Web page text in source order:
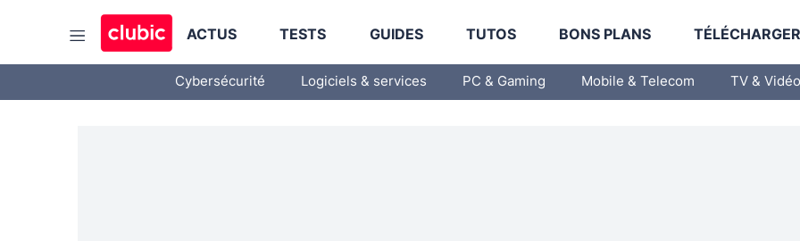
ACTUS TESTS GUIDES TUTOS BONS PLANS
Cybersécurité Logiciels & services PC & Gaming Mobile & Telecom TV & Vidéo